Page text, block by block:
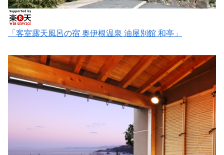
「客室露天風呂の宿 奥伊根温泉 油屋別館 和亭」